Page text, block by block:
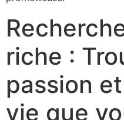
riche :
passion
vie que